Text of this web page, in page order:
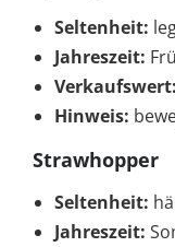
Seltenheit:
Jahreszeit:
Verkaufswert:
Hinweis:
Strawhopper
Seltenheit:
Jahreszeit: